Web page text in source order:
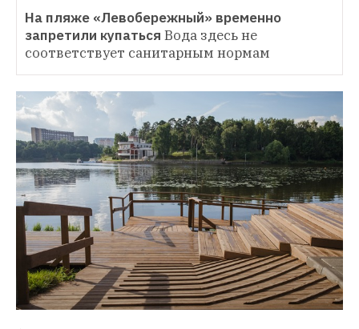
На пляже «Левобережный» временно
запретили купаться Вода здесь не
соответствует санитарным нормам